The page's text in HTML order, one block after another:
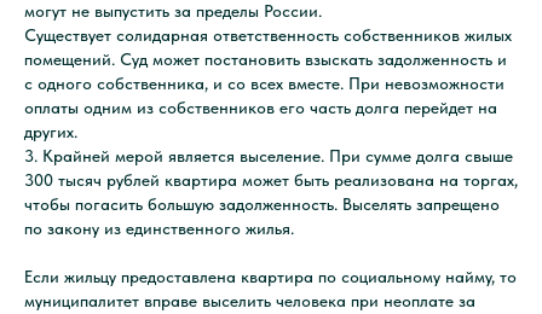
могут не выпустить за пределы России.
Существует солидарная ответственность собственников жилых
помещений. Суд может постановить взыскать задолженность и
с одного собственника, и со всех вместе. При невозможности
оплаты одним из собственников его часть долга перейдет на
других.
3. Крайней мерой является выселение. При сумме долга свыше
300 тысяч рублей квартира может быть реализована на торгах,
чтобы погасить большую задолженность. Выселять запрещено
по закону из единственного жилья.
Если жильцу предоставлена квартира по социальному найму, то
муниципалитет вправе выселить человека при неоплате за